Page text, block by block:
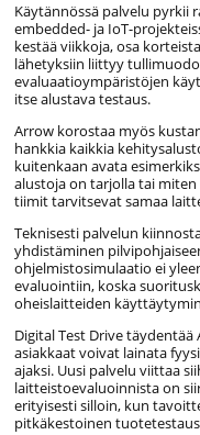
Käytännössä palvelu pyrkii
embedded- ja IoT-
kestää viikkoja, osa
lähetyksiin liittyy
evaluaatioympäristöjen
itse alustava testaus.
Arrow korostaa myös
hankkia kaikkia
kuitenkaan avata
alustoja on tarjolla tai
tiimit tarvitsevat samaa
Teknisesti palvelun
yhdistäminen
ohjelmistosimulaatio ei
evaluointiin, koska
oheislaitteiden
Digital Test Drive täydentää
asiakkaat voivat lainata
ajaksi. Uusi palvelu viittaa
laitteistoevaluoinnista on
erityisesti silloin, kun
pitkäkestoinen